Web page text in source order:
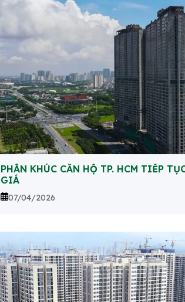
PHÂN KHÚC CĂN HỘ TP. HCM TIẾP
GIÁ
07/04/2026